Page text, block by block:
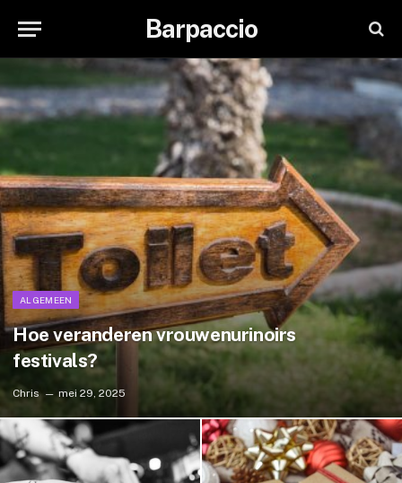
Barpaccio
ALGEMEEN
Hoe veranderen vrouwenurinoirs
festivals?
Chris mei 29, 2025